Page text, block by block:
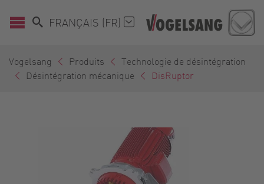
FRANÇAIS (FR)
Vogelsang Produits
Technologie de désintégration
Désintégration mécanique
DisRuptor